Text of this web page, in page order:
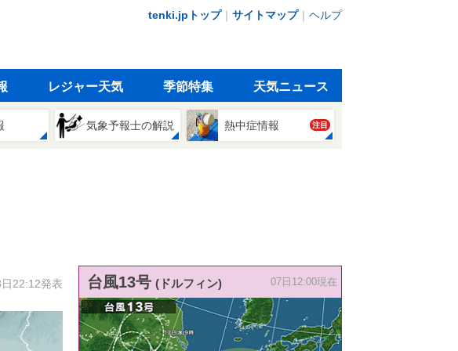
tenki.jpトップ｜ サイトマップ｜ ヘルプ
レジャー天気 季節特集 天気ニュース
気象予報士の解説 熱中症情報 注目
22:12発表 台風13号 (ドルフィン) 07日12:00現在